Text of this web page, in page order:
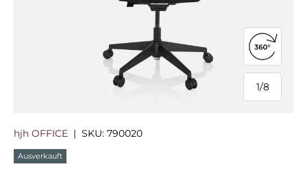
1/
von
8
360°-
hjh OFFICE | SKU: 790020
Ausverkauft